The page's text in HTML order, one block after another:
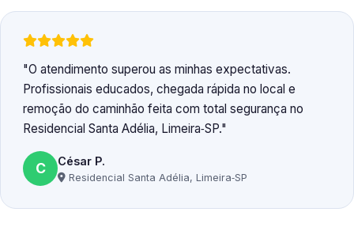
O atendimento superou as minhas expectativas.
Profissionais educados, chegada rápida no local e
remoção do caminhão feita com total segurança no
Residencial Santa Adélia, Limeira‑SP.
C César P.
Residencial Santa Adélia, Limeira‑SP